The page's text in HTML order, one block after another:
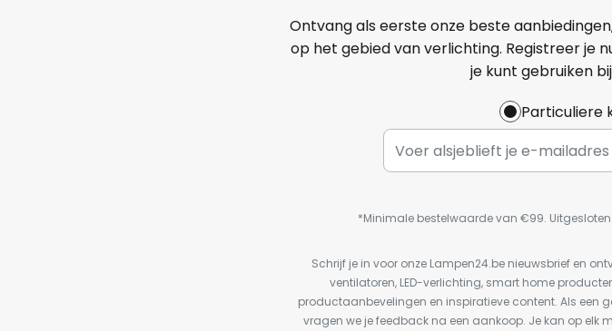
Ontvang als eerste onze beste
op het gebied van verlichting. Registreer je
je kunt gebruiken
Particuliere
*Minimale bestelwaarde van €99.
Schrijf je in voor onze Lampen24.be nieuwsbrief en
ventilatoren, LED-verlichting, smart home
productaanbevelingen en inspiratieve content. Als een
vragen we je feedback na een aankoop. Je kan op